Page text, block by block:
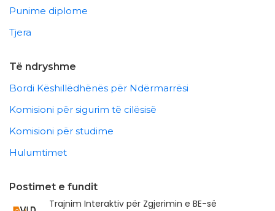
Punime diplome
Tjera
Të ndryshme
Bordi Këshillëdhënës për Ndërmarrësi
Komisioni për sigurim të cilësisë
Komisioni për studime
Hulumtimet
Postimet e fundit
Trajnim Interaktiv për Zgjerimin e BE-së